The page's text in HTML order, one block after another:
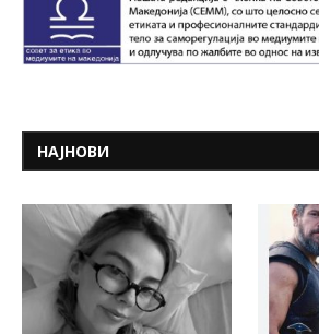
НАЈНОВИ